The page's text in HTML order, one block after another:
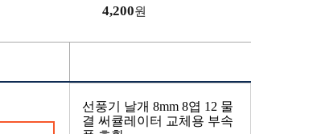
4,200원
선풍기 날개 8mm 8엽 12 물
결 써큘레이터 교체용 부속